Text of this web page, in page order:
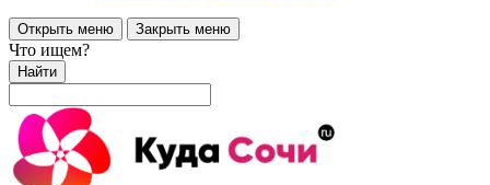
Открыть меню Закрыть меню
Что ищем?
Найти